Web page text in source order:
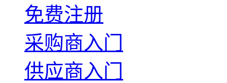
免费注册
采购商入门
供应商入门